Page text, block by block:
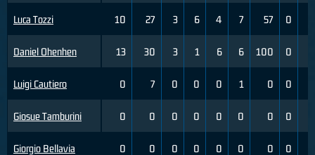
Luca Tozzi
Daniel Ohenhen
Luigi Cautiero
Giosue Tamburini
Giorgio Bellavia
10 27 3 6 4 7 57 0
13 30 3 1 6 6 100 0
0 7 0 0 0 1 0 0
0 0 0 0 0 0 0 0
0 0 0 0 0 0 0 0